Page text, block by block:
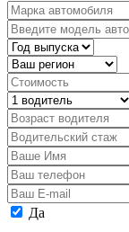
Марка
автомобиля
Введите
модель
авто
Год
выпуска
Регион
Стоимость,
руб.
Водитель
Возраст
водителя
Водительский
стаж
Ваше
Имя
Ваш
телефон
Ваш
E-
mail
Персональные
Да